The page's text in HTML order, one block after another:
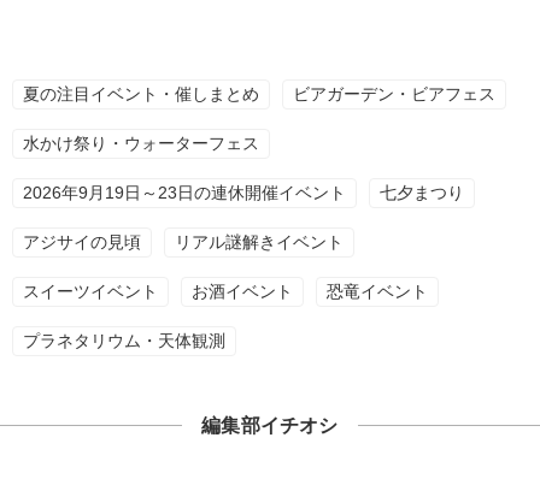
夏の注目イベント・催しまとめ ビアガーデン・ビアフェス
水かけ祭り・ウォーターフェス
2026年9月19日～23日の連休開催イベント 七夕まつり
アジサイの見頃 リアル謎解きイベント
スイーツイベント お酒イベント 恐竜イベント
プラネタリウム・天体観測
編集部イチオシ